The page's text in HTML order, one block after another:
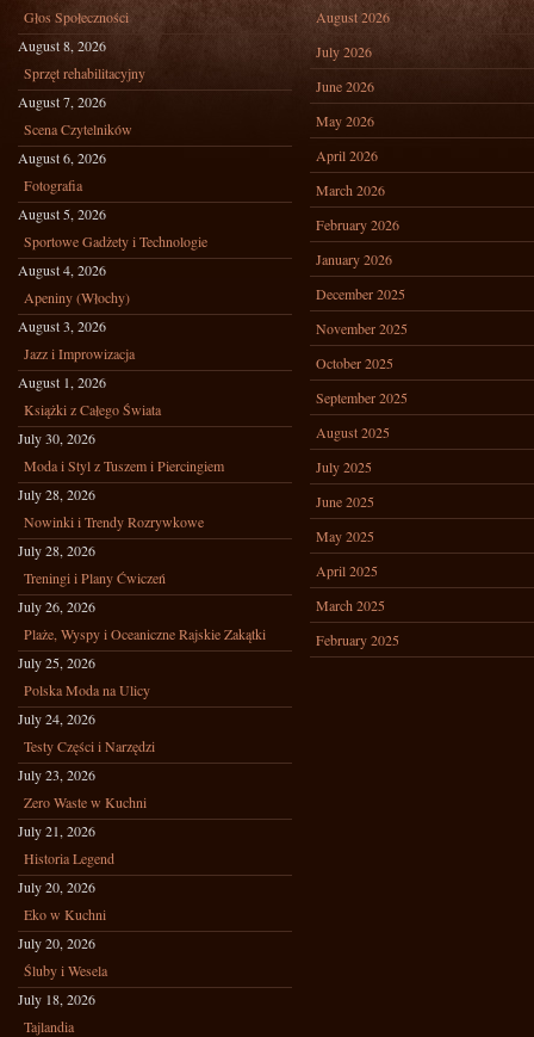
Głos Społeczności
August 8, 2026
Sprzęt rehabilitacyjny
August 7, 2026
Scena Czytelników
August 6, 2026
Fotografia
August 5, 2026
Sportowe Gadżety i Technologie
August 4, 2026
Apeniny (Włochy)
August 3, 2026
Jazz i Improwizacja
August 1, 2026
Książki z Całego Świata
July 30, 2026
Moda i Styl z Tuszem i Piercingiem
July 28, 2026
Nowinki i Trendy Rozrywkowe
July 28, 2026
Treningi i Plany Ćwiczeń
July 26, 2026
Plaże, Wyspy i Oceaniczne Rajskie Zakątki
July 25, 2026
Polska Moda na Ulicy
July 24, 2026
Testy Części i Narzędzi
July 23, 2026
Zero Waste w Kuchni
July 21, 2026
Historia Legend
July 20, 2026
Eko w Kuchni
July 20, 2026
Śluby i Wesela
July 18, 2026
Tajlandia
August 2026
July 2026
June 2026
May 2026
April 2026
March 2026
February 2026
January 2026
December 2025
November 2025
October 2025
September 2025
August 2025
July 2025
June 2025
May 2025
April 2025
March 2025
February 2025